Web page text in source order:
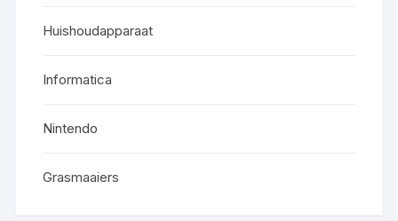
Huishoudapparaat
Informatica
Nintendo
Grasmaaiers